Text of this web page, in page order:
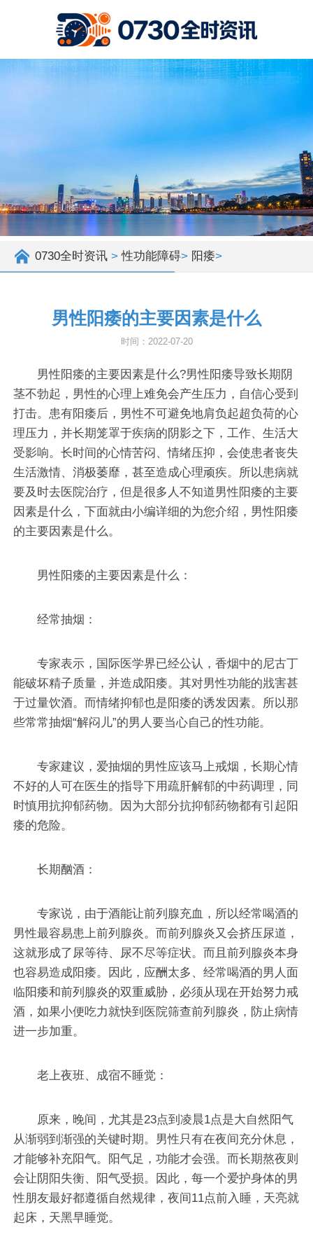
0730全时资讯 >性功能障碍> 阳痿>
男性阳痿的主要因素是什么
时间：2022-07-20
男性阳痿的主要因素是什么?男性阳痿导致长期阴
茎不勃起，男性的心理上难免会产生压力，自信心受到
打击。患有阳痿后，男性不可避免地肩负起超负荷的心
理压力，并长期笼罩于疾病的阴影之下，工作、生活大
受影响。长时间的心情苦闷、情绪压抑，会使患者丧失
生活激情、消极萎靡，甚至造成心理顽疾。所以患病就
要及时去医院治疗，但是很多人不知道男性阳痿的主要
因素是什么，下面就由小编详细的为您介绍，男性阳痿
的主要因素是什么。
男性阳痿的主要因素是什么：
经常抽烟：
专家表示，国际医学界已经公认，香烟中的尼古丁
能破坏精子质量，并造成阳痿。其对男性功能的戕害甚
于过量饮酒。而情绪抑郁也是阳痿的诱发因素。所以那
些常常抽烟“解闷儿”的男人要当心自己的性功能。
专家建议，爱抽烟的男性应该马上戒烟，长期心情
不好的人可在医生的指导下用疏肝解郁的中药调理，同
时慎用抗抑郁药物。因为大部分抗抑郁药物都有引起阳
痿的危险。
长期酗酒：
专家说，由于酒能让前列腺充血，所以经常喝酒的
男性最容易患上前列腺炎。而前列腺炎又会挤压尿道，
这就形成了尿等待、尿不尽等症状。而且前列腺炎本身
也容易造成阳痿。因此，应酬太多、经常喝酒的男人面
临阳痿和前列腺炎的双重威胁，必须从现在开始努力戒
酒，如果小便吃力就快到医院筛查前列腺炎，防止病情
进一步加重。
老上夜班、成宿不睡觉：
原来，晚间，尤其是23点到凌晨1点是大自然阳气
从渐弱到渐强的关键时期。男性只有在夜间充分休息，
才能够补充阳气。阳气足，功能才会强。而长期熬夜则
会让阴阳失衡、阳气受损。因此，每一个爱护身体的男
性朋友最好都遵循自然规律，夜间11点前入睡，天亮就
起床，天黑早睡觉。